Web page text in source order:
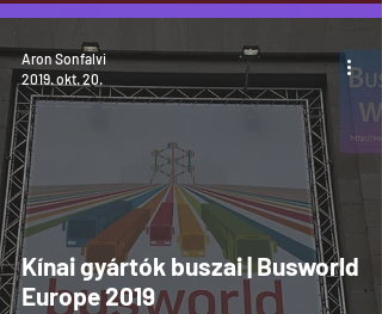
Kínai gyártók buszai | Busworld
Europe 2019
Aron Sonfalvi
2019. okt. 20.